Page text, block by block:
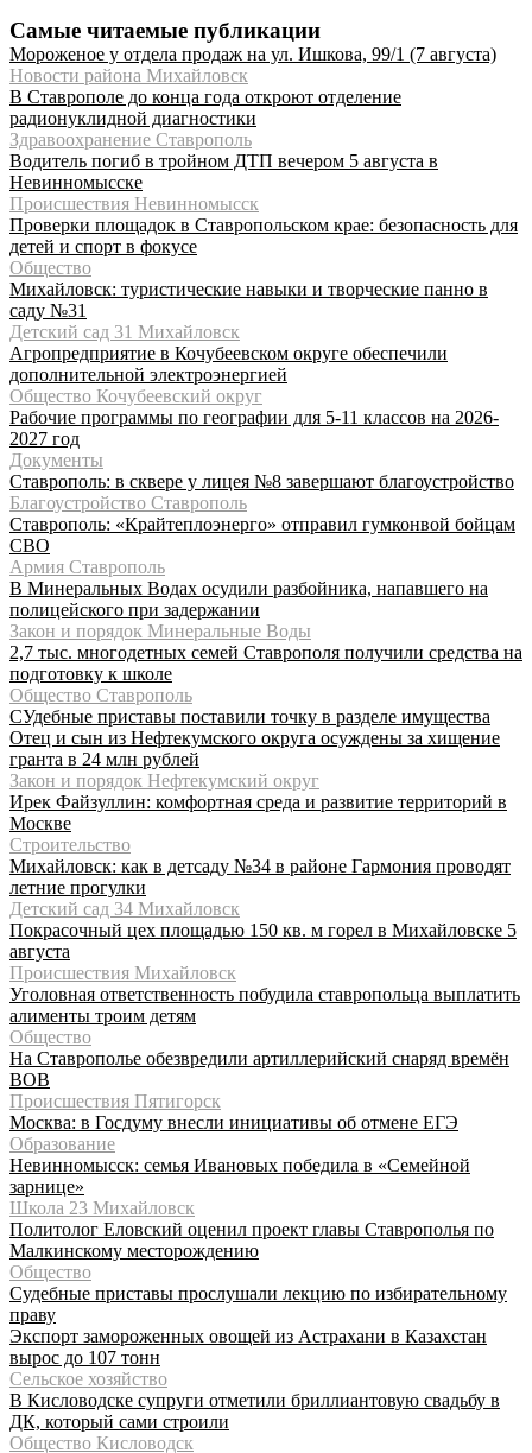
Самые читаемые публикации
Мороженое у отдела продаж на ул. Ишкова, 99/1 (7 августа)
Новости района Михайловск
В Ставрополе до конца года откроют отделение
радионуклидной диагностики
Здравоохранение Ставрополь
Водитель погиб в тройном ДТП вечером 5 августа в
Невинномысске
Происшествия Невинномысск
Проверки площадок в Ставропольском крае: безопасность для
детей и спорт в фокусе
Общество
Михайловск: туристические навыки и творческие панно в
саду №31
Детский сад 31 Михайловск
Агропредприятие в Кочубеевском округе обеспечили
дополнительной электроэнергией
Общество Кочубеевский округ
Рабочие программы по географии для 5-11 классов на 2026-
2027 год
Документы
Ставрополь: в сквере у лицея №8 завершают благоустройство
Благоустройство Ставрополь
Ставрополь: «Крайтеплоэнерго» отправил гумконвой бойцам
СВО
Армия Ставрополь
В Минеральных Водах осудили разбойника, напавшего на
полицейского при задержании
Закон и порядок Минеральные Воды
2,7 тыс. многодетных семей Ставрополя получили средства на
подготовку к школе
Общество Ставрополь
СУдебные приставы поставили точку в разделе имущества
Отец и сын из Нефтекумского округа осуждены за хищение
гранта в 24 млн рублей
Закон и порядок Нефтекумский округ
Ирек Файзуллин: комфортная среда и развитие территорий в
Москве
Строительство
Михайловск: как в детсаду №34 в районе Гармония проводят
летние прогулки
Детский сад 34 Михайловск
Покрасочный цех площадью 150 кв. м горел в Михайловске 5
августа
Происшествия Михайловск
Уголовная ответственность побудила ставропольца выплатить
алименты троим детям
Общество
На Ставрополье обезвредили артиллерийский снаряд времён
ВОВ
Происшествия Пятигорск
Москва: в Госдуму внесли инициативы об отмене ЕГЭ
Образование
Невинномысск: семья Ивановых победила в «Семейной
зарнице»
Школа 23 Михайловск
Политолог Еловский оценил проект главы Ставрополья по
Малкинскому месторождению
Общество
Судебные приставы прослушали лекцию по избирательному
праву
Экспорт замороженных овощей из Астрахани в Казахстан
вырос до 107 тонн
Сельское хозяйство
В Кисловодске супруги отметили бриллиантовую свадьбу в
ДК, который сами строили
Общество Кисловодск